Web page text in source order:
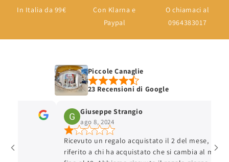
In Italia da 99€
Con Klarna e
Paypal
O chiamaci al
0964383017
Piccole Canaglie
23 Recensioni di Google
Giuseppe Strangio
ago 8, 2024
Ricevuto un regalo acquistato il 2 del mese, hanno
riferito a chi ha acquistato che si cambia al massimo